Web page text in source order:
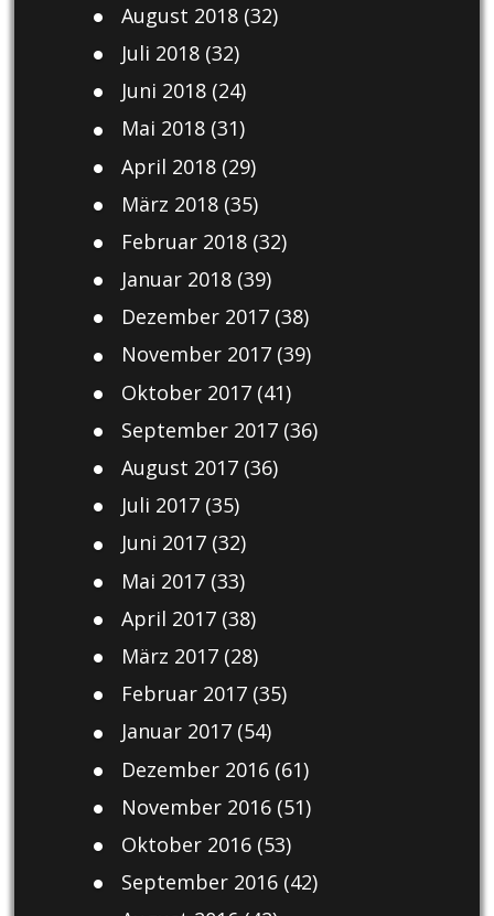
August 2018(32)
Juli 2018(32)
Juni 2018(24)
Mai 2018(31)
April 2018(29)
März 2018(35)
Februar 2018(32)
Januar 2018(39)
Dezember 2017(38)
November 2017(39)
Oktober 2017(41)
September 2017(36)
August 2017(36)
Juli 2017(35)
Juni 2017(32)
Mai 2017(33)
April 2017(38)
März 2017(28)
Februar 2017(35)
Januar 2017(54)
Dezember 2016(61)
November 2016(51)
Oktober 2016(53)
September 2016(42)